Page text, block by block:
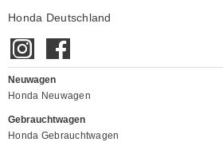
Unsere Motorräder
Honda Deutschland
Neuwagen
Honda Neuwagen
Gebrauchtwagen
Honda Gebrauchtwagen